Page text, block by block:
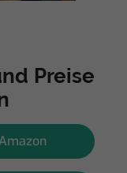
Preise